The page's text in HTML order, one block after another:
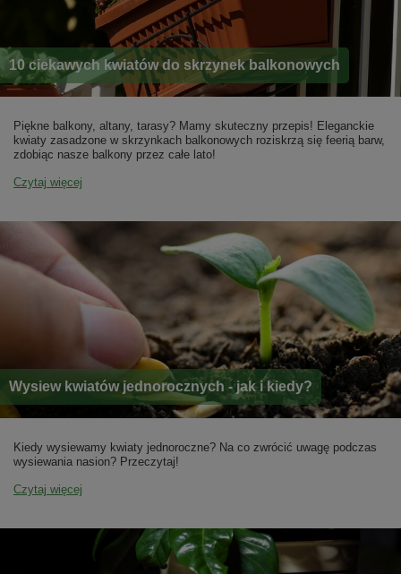
10 ciekawych kwiatów do skrzynek balkonowych
Piękne balkony, altany, tarasy? Mamy skuteczny przepis! Eleganckie
kwiaty zasadzone w skrzynkach balkonowych roziskrzą się feerią barw,
zdobiąc nasze balkony przez całe lato!
Czytaj więcej
Wysiew kwiatów jednorocznych - jak i kiedy?
Kiedy wysiewamy kwiaty jednoroczne? Na co zwrócić uwagę podczas
wysiewania nasion? Przeczytaj!
Czytaj więcej